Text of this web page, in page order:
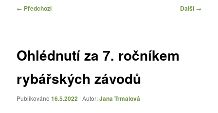
Navigace
← Předchozí Další→
Ohlédnutí za 7. ročníkem
rybářských závodů
Publikováno16.5.2022 | Autor:Jana Trmalová